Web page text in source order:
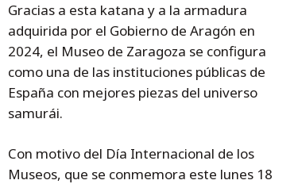
Gracias a esta katana y a la armadura
adquirida por el Gobierno de Aragón en
2024, el Museo de Zaragoza se configura
como una de las instituciones públicas de
España con mejores piezas del universo
samurái.
Con motivo del Día Internacional de los
Museos, que se conmemora este lunes 18